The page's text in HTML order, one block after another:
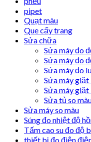
pipet
Quạt màu
Que cấy trang
Sửa chữa
Sửa máy đo
Sửa máy đo
Sửa máy đo
Sửa máy
Sửa máy
Sửa tủ so
Sửa máy so màu
Súng đo nhiệt độ
Tấm cao su đo độ
thiết bị đo điện